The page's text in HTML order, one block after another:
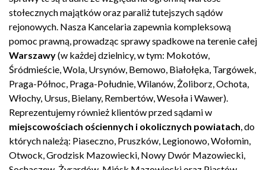
stołecznych majątków oraz paraliż tutejszych sądów
rejonowych. Nasza Kancelaria zapewnia kompleksową
pomoc prawną, prowadząc sprawy spadkowe na terenie całej
Warszawy(w każdej dzielnicy, w tym: Mokotów,
Śródmieście, Wola, Ursynów, Bemowo, Białołęka, Targówek,
Praga-Północ, Praga-Południe, Wilanów, Żoliborz, Ochota,
Włochy, Ursus, Bielany, Rembertów, Wesoła i Wawer).
Reprezentujemy również klientów przed sądami w
miejscowościach ościennych i okolicznych powiatach, do
których należą: Piaseczno, Pruszków, Legionowo, Wołomin,
Otwock, Grodzisk Mazowiecki, Nowy Dwór Mazowiecki,